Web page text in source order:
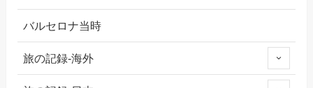
バルセロナ当時
旅の記録-海外